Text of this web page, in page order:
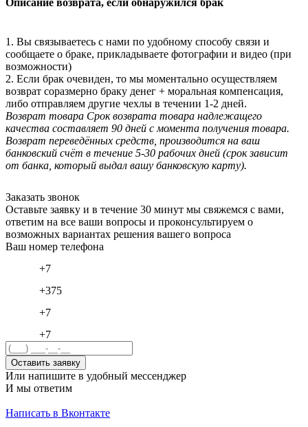
Описание возврата, если обнаружился брак
1. Вы связываетесь с нами по удобному способу связи и
сообщаете о браке, прикладываете фотографии и видео (при
возможности)
2. Если брак очевиден, то мы моментально осуществляем
возврат соразмерно браку денег + моральная компенсация,
либо отправляем другие чехлы в течении 1-2 дней.
Возврат товара Срок возврата товара надлежащего
качества составляет 90 дней с момента получения товара.
Возврат переведённых средств, производится на ваш
банковский счёт в течение 5-30 рабочих дней (срок зависит
от банка, который выдал вашу банковскую карту).
Заказать звонок
Оставьте заявку и в течение 30 минут мы свяжемся с вами,
ответим на все ваши вопросы и проконсультируем о
возможных вариантах решения вашего вопроса
Ваш номер телефона
+7
+375
+7
+7
Оставить заявку
Или напишите в удобный мессенджер
И мы ответим
Написать в Вконтакте